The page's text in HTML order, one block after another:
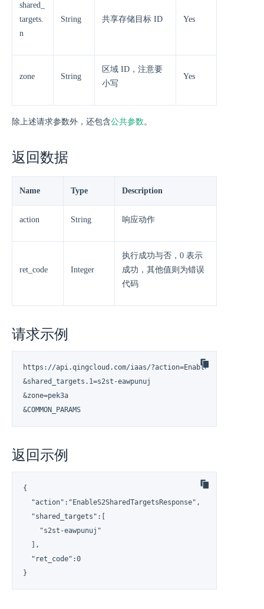
shared_
targets.
n
String 共享存储目标 ID Yes
zone String
区域 ID，注意要
小写
Yes
除上述请求参数外，还包含公共参数。
返回数据
Name Type Description
action String 响应动作
ret_code Integer
执行成功与否，0 表示
成功，其他值则为错误
代码
请求示例
https://api.qingcloud.com/iaas/
&shared_targets.1=s2st-eawpunuj
&zone=pek3a
&COMMON_PARAMS
返回示例
{
  "action":"EnableS2SharedTargetsResponse",
  "shared_targets":[
    "s2st-eawpunuj"
  ],
  "ret_code":0
}